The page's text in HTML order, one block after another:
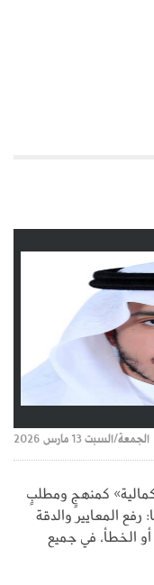
الجمعة/السبت 13 مارس 2026
كمنهجٍ ومطلبٍ
رفع المعايير والدقة
الخطأ، في جميع